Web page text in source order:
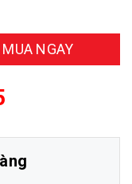
MUA NGAY